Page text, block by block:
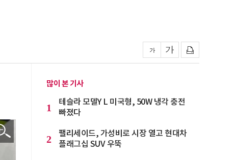
많이 본 기사
1
테슬라 모델Y L 미국형, 50W 냉각 충전
빠졌다
2
팰리세이드, 가성비로 시장 열고 현대차
플래그십 SUV 우뚝